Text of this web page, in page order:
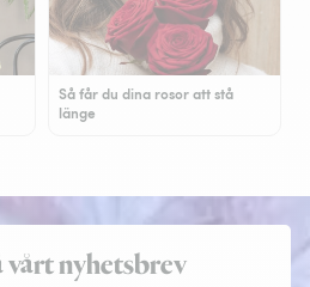
Så får du dina rosor att stå
länge
nyhetsbrev